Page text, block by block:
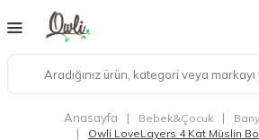
Anasayfa | Bebek&Çocuk |
| Owli LoveLayers 4 Kat Müslin